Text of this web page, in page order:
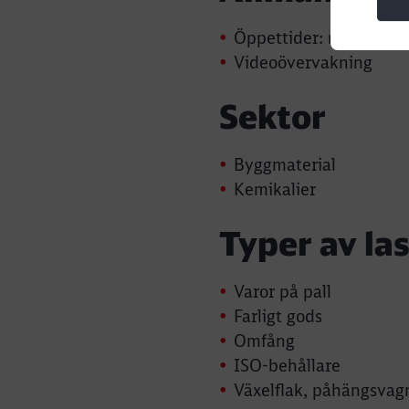
Öppettider: måndag -
Videoövervakning
Sektor
Byggmaterial
Kemikalier
Typer av
Varor på pall
Farligt gods
Omfång
ISO-behållare
Växelflak,